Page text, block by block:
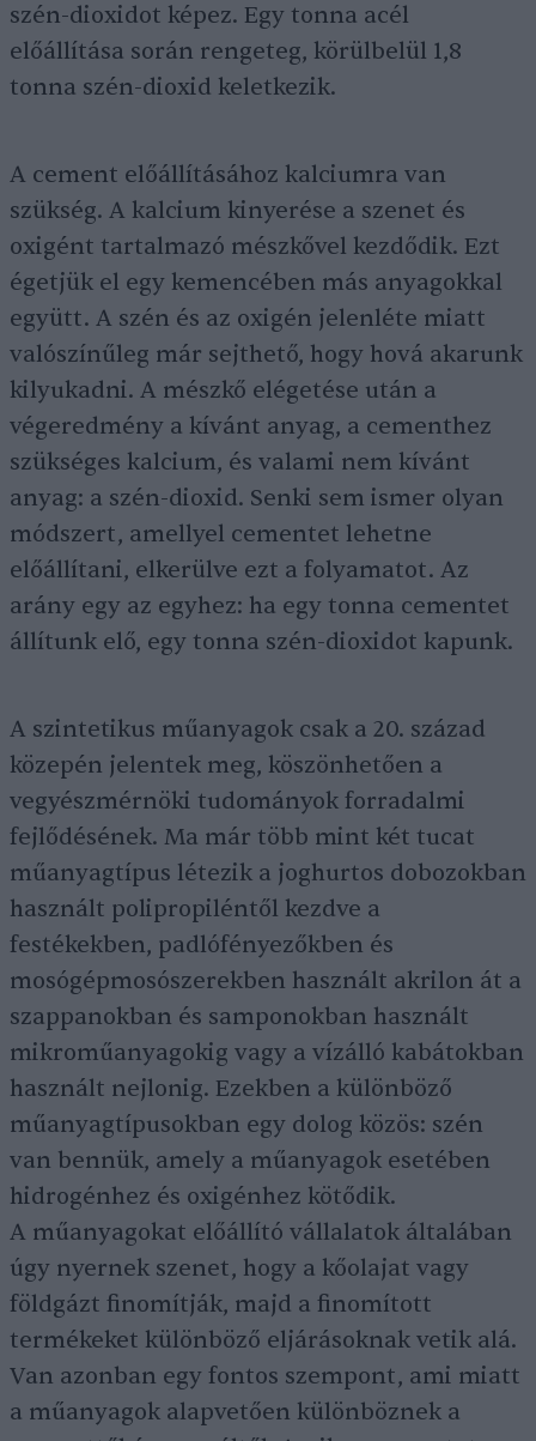
szén-dioxidot képez. Egy tonna acél
előállítása során rengeteg, körülbelül 1,8
tonna szén-dioxid keletkezik.
A cement előállításához kalciumra van
szükség. A kalcium kinyerése a szenet és
oxigént tartalmazó mészkővel kezdődik. Ezt
égetjük el egy kemencében más anyagokkal
együtt. A szén és az oxigén jelenléte miatt
valószínűleg már sejthető, hogy hová akarunk
kilyukadni. A mészkő elégetése után a
végeredmény a kívánt anyag, a cementhez
szükséges kalcium, és valami nem kívánt
anyag: a szén-dioxid. Senki sem ismer olyan
módszert, amellyel cementet lehetne
előállítani, elkerülve ezt a folyamatot. Az
arány egy az egyhez: ha egy tonna cementet
állítunk elő, egy tonna szén-dioxidot kapunk.
A szintetikus műanyagok csak a 20. század
közepén jelentek meg, köszönhetően a
vegyészmérnöki tudományok forradalmi
fejlődésének. Ma már több mint két tucat
műanyagtípus létezik a joghurtos dobozokban
használt polipropiléntől kezdve a
festékekben, padlófényezőkben és
mosógépmosószerekben használt akrilon át a
szappanokban és samponokban használt
mikroműanyagokig vagy a vízálló kabátokban
használt nejlonig. Ezekben a különböző
műanyagtípusokban egy dolog közös: szén
van bennük, amely a műanyagok esetében
hidrogénhez és oxigénhez kötődik.
A műanyagokat előállító vállalatok általában
úgy nyernek szenet, hogy a kőolajat vagy
földgázt finomítják, majd a finomított
termékeket különböző eljárásoknak vetik alá.
Van azonban egy fontos szempont, ami miatt
a műanyagok alapvetően különböznek a